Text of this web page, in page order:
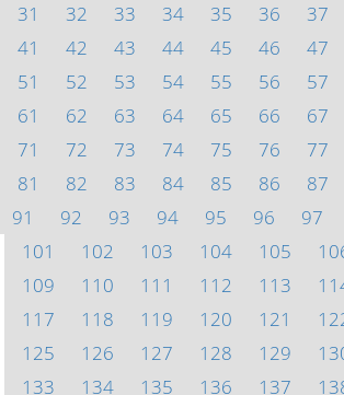
31
32 33 34 35 36 37
41
42 43 44 45 46 47
51
52 53 54 55 56 57
61
62 63 64 65 66 67
71
72 73 74 75 76 77
81
82 83 84 85 86 87
91
92 93 94 95 96 97
101
102 103 104 105
109
110 111 112 113
117
118 119 120 121
125
126 127 128 129
133
134 135 136 137